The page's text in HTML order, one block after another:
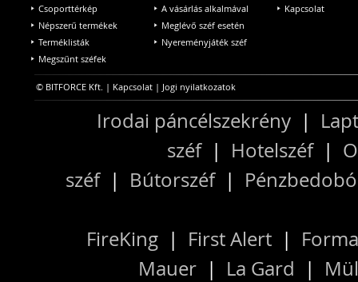
Csoporttérkép
Népszerű termékek
Terméklisták
Megszűnt széfek
A vásárlás alkalmával
Meglévő széf esetén
Nyereményjáték széf
Kapcsolat
© BITFORCE Kft. | Kapcsolat | Jogi nyilatkozatok
Irodai páncélszekrény |
széf| Hotelszéf|
széf| Bútorszéf|
FireKing | First Alert |
Mauer | La Gard |